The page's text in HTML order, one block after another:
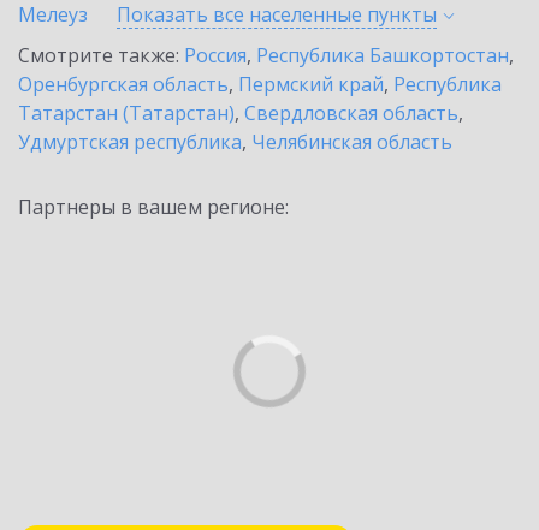
Мелеуз
Показать все населенные пункты
Смотрите также: Россия, Республика Башкортостан,
Оренбургская область, Пермский край, Республика
Татарстан (Татарстан), Свердловская область,
Удмуртская республика, Челябинская область
Партнеры в вашем регионе: